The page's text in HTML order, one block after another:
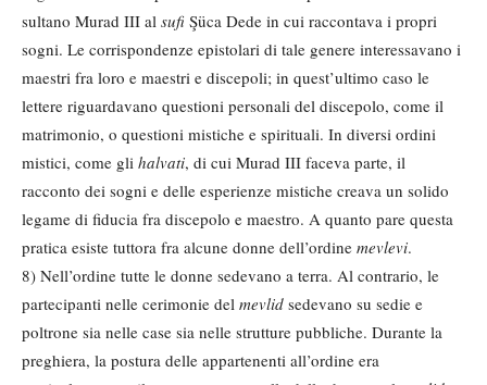
sultano Murad III al sufi Şüca Dede in cui raccontava i propri
sogni. Le corrispondenze epistolari di tale genere interessavano i
maestri fra loro e maestri e discepoli; in quest’ultimo caso le
lettere riguardavano questioni personali del discepolo, come il
matrimonio, o questioni mistiche e spirituali. In diversi ordini
mistici, come gli halvati, di cui Murad III faceva parte, il
racconto dei sogni e delle esperienze mistiche creava un solido
legame di fiducia fra discepolo e maestro. A quanto pare questa
pratica esiste tuttora fra alcune donne dell’ordine mevlevi.
8) Nell’ordine tutte le donne sedevano a terra. Al contrario, le
partecipanti nelle cerimonie del mevlid sedevano su sedie e
poltrone sia nelle case sia nelle strutture pubbliche. Durante la
preghiera, la postura delle appartenenti all’ordine era